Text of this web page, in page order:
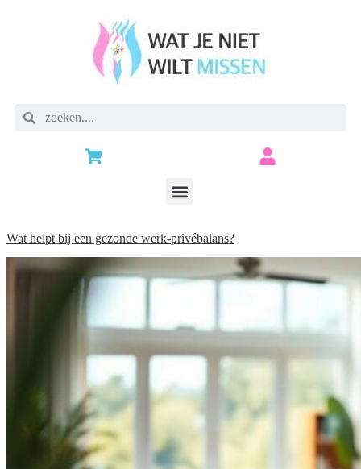
Wat helpt bij een gezonde werk-privébalans?